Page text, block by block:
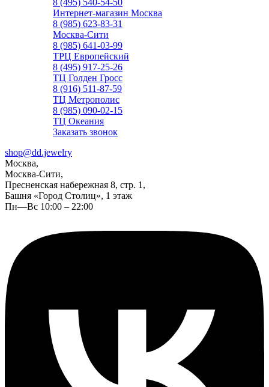
8 (495) 540-54-50
Интернет-магазин Москва
8 (985) 623-83-31
Москва-Сити
8 (985) 641-03-99
ТРЦ Европейский
8 (495) 917-25-26
ТЦ Голден Гросс
8 (916) 511-87-59
ТЦ Метрополис
8 (985) 090-02-15
ТЦ Океания
Заказать звонок
shop@dd.jewelry
Москва,
Москва-Сити,
Пресненская набережная 8, стр. 1,
Башня «Город Столиц», 1 этаж
Пн—Вс 10:00 – 22:00